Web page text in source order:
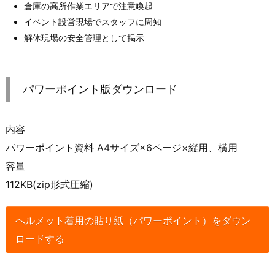
倉庫の高所作業エリアで注意喚起
イベント設営現場でスタッフに周知
解体現場の安全管理として掲示
パワーポイント版ダウンロード
内容
パワーポイント資料 A4サイズ×6ページ×縦用、横用
容量
112KB(zip形式圧縮)
ヘルメット着用の貼り紙（パワーポイント）をダウン
ロードする